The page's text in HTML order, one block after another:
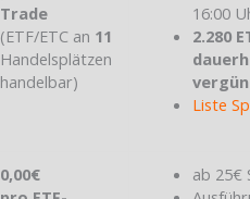
Trade
(ETF/ETC an 11
Handelsplätzen
handelbar)
16:00
2.280
Liste
0,00€
ab 25€